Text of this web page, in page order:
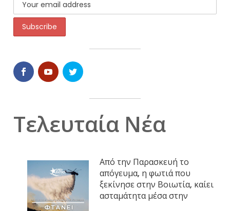
Τελευταία Νέα
Από την Παρασκευή το
απόγευμα, η φωτιά που
ξεκίνησε στην Βοιωτία, καίει
ασταμάτητα μέσα στην